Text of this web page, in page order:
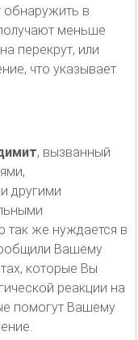
обнаружить в
меньше
перекрут, или
что указывает
, вызванный
другими
так же нуждается в
Вашему
которые Вы
реакции на
помогут Вашему